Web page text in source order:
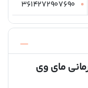
3614272907690
مای وی